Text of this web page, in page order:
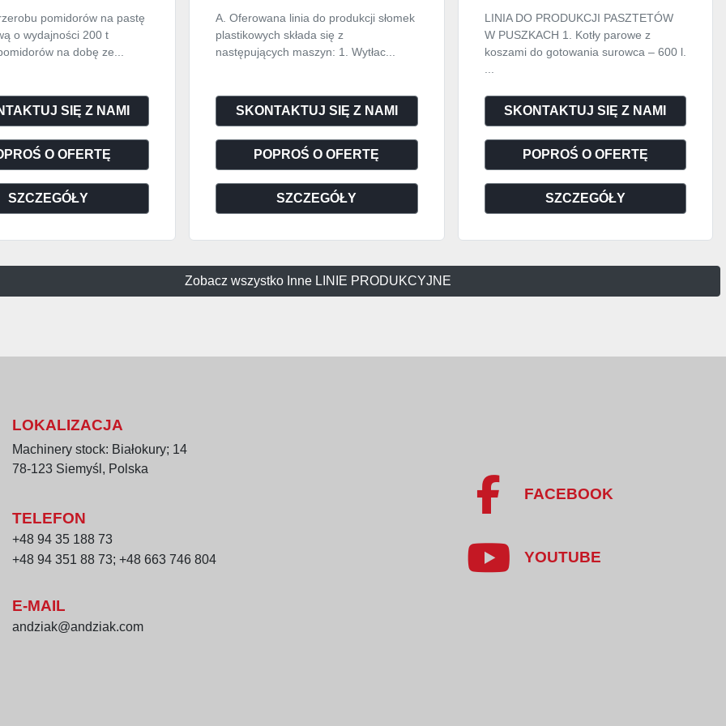
2-STOPNIOWĄ
pomidorów na pastę
o wydajności 200 t
na dobę ze...
SIĘ Z NAMI
O OFERTĘ
SZCZEGÓŁY
A. Oferowana linia do produkcji słomek
plastikowych składa się z
następujących maszyn: 1. Wytłac...
SKONTAKTUJ SIĘ Z NAMI
POPROŚ O OFERTĘ
SZCZEGÓŁY
LINIA DO PRODUKCJI PASZTETÓW
W PUSZKACH 1. Kotły parowe z
koszami do gotowania surowca – 600 l.
SKONTAKTUJ SIĘ Z NAMI
POPROŚ O OFERTĘ
SZCZEGÓŁY
Zobacz wszystko Inne LINIE PRODUKCYJNE
LOKALIZACJA
Machinery stock: Białokury; 14
78-123 Siemyśl, Polska
TELEFON
+48 94 35 188 73
+48 94 351 88 73; +48 663 746 804
E-MAIL
andziak@andziak.com
FACEBOOK
YOUTUBE